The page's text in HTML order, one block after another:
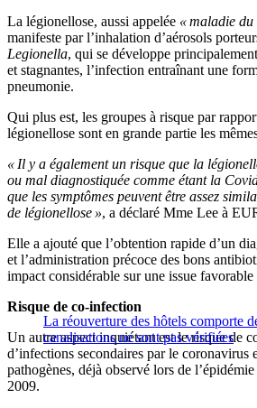
La légionellose, aussi appelée « maladie
manifeste par l’inhalation d’aérosols
Legionella, qui se développe
et stagnantes, l’infection entraînant une
pneumonie.
Qui plus est, les groupes à risque par
légionellose sont en grande partie les
« Il y a également un risque que la
ou mal diagnostiquée comme étant la
que les symptômes peuvent être assez
de légionellose », a déclaré Mme Lee à
Elle a ajouté que l’obtention rapide d’un
et l’administration précoce des bons
impact considérable sur une issue favorable
La réouverture des hôtels comporte
canalisations ne sont pas vérifiées
Risque de co-infection
Un autre aspect inquiétant est le risque de
d’infections secondaires par le coronavirus
pathogènes, déjà observé lors de
2009.